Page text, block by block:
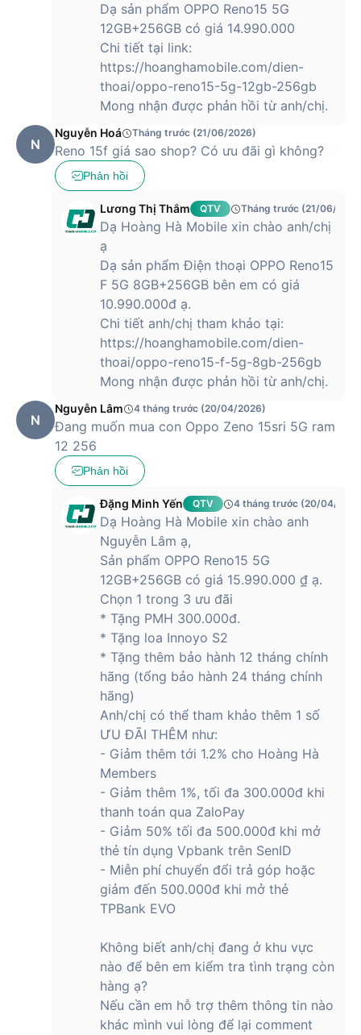
Dạ sản phẩm OPPO Reno15 5G
12GB+256GB có giá 14.990.000
Chi tiết tại link:
https://hoanghamobile.com/dien-
thoai/oppo-reno15-5g-12gb-256gb
Mong nhận được phản hồi từ anh/chị.
N
Nguyễn Hoá Tháng trước (21/06/2026)
Reno 15f giá sao shop? Có ưu đãi gì không?
Phản hồi
Lương Thị Thắm QTV Tháng trước (21/06/
Dạ Hoàng Hà Mobile xin chào anh/chị
ạ
Dạ sản phẩm Điện thoại OPPO Reno15
F 5G 8GB+256GB bên em có giá
10.990.000đ ạ.
Chi tiết anh/chị tham khảo tại:
https://hoanghamobile.com/dien-
thoai/oppo-reno15-f-5g-8gb-256gb
Mong nhận được phản hồi từ anh/chị.
N
Nguyễn Lâm 4 tháng trước (20/04/2026)
Đang muốn mua con Oppo Zeno 15sri 5G ram
12 256
Phản hồi
Đặng Minh Yến QTV 4 tháng trước (20/04/
Dạ Hoàng Hà Mobile xin chào anh
Nguyễn Lâm ạ,
Sản phẩm OPPO Reno15 5G
12GB+256GB có giá 15.990.000 ₫ ạ.
Chọn 1 trong 3 ưu đãi
* Tặng PMH 300.000đ.
* Tặng loa Innoyo S2
* Tặng thêm bảo hành 12 tháng chính
hãng (tổng bảo hành 24 tháng chính
hãng)
Anh/chị có thể tham khảo thêm 1 số
ƯU ĐÃI THÊM như:
- Giảm thêm tới 1.2% cho Hoàng Hà
Members
- Giảm thêm 1%, tối đa 300.000đ khi
thanh toán qua ZaloPay
- Giảm 50% tối đa 500.000đ khi mở
thẻ tín dụng Vpbank trên SenID
- Miễn phí chuyển đổi trả góp hoặc
giảm đến 500.000đ khi mở thẻ
TPBank EVO
Không biết anh/chị đang ở khu vực
nào để bên em kiểm tra tình trạng còn
hàng ạ?
Nếu cần em hỗ trợ thêm thông tin nào
khác mình vui lòng để lại comment